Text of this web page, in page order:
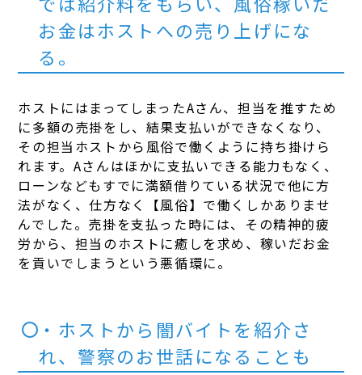
お金はホストへの売り上げにな
る。
ホストにはまってしまったAさん、担当を推すため
に多額の売掛をし、結果支払いができなくなり、
その担当ホストから風俗で働くように持ち掛けら
れます。Aさんはほかに支払いできる能力もなく、
ローンなどもすでに満額借りている状況で他に方
法がなく、仕方なく【風俗】で働くしかありませ
んでした。売掛を支払った時には、その精神的疲
労から、担当のホストに癒しを求め、稼いだお金
を貢いでしまうという悪循環に。
・ホストから闇バイトを紹介さ
れ、警察のお世話になることも